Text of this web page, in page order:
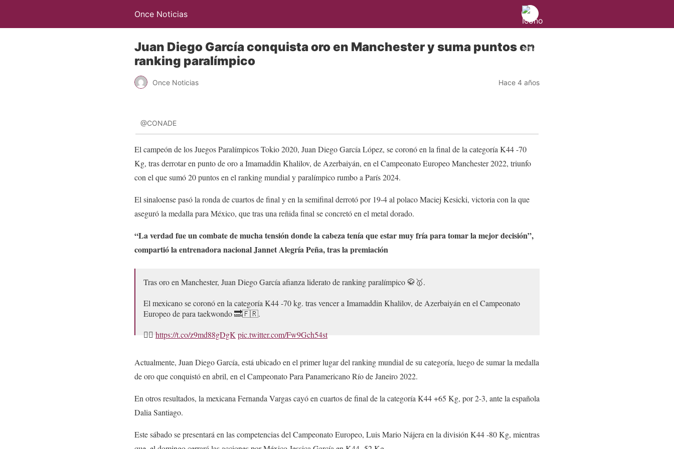
Once Noticias
Juan Diego García conquista oro en Manchester y suma puntos en
ranking paralímpico
Once Noticias Hace 4 años
@CONADE
El campeón de los Juegos Paralímpicos Tokio 2020, Juan Diego García López, se coronó en la final de la categoría K44 -70
Kg, tras derrotar en punto de oro a Imamaddin Khalilov, de Azerbaiyán, en el Campeonato Europeo Manchester 2022, triunfo
con el que sumó 20 puntos en el ranking mundial y paralímpico rumbo a París 2024.
El sinaloense pasó la ronda de cuartos de final y en la semifinal derrotó por 19-4 al polaco Maciej Kesicki, victoria con la que
aseguró la medalla para México, que tras una reñida final se concretó en el metal dorado.
“La verdad fue un combate de mucha tensión donde la cabeza tenía que estar muy fría para tomar la mejor decisión”,
compartió la entrenadora nacional Jannet Alegría Peña, tras la premiación
Tras oro en Manchester, Juan Diego García afianza liderato de ranking paralímpico 🥋🥇.
El mexicano se coronó en la categoría K44 -70 kg. tras vencer a Imamaddin Khalilov, de Azerbaiyán en el Campeonato
Europeo de para taekwondo 🔜🇫🇷.
👉🏽 https://t.co/z9md88gDgK pic.twitter.com/Fw9Gch54st
Actualmente, Juan Diego García, está ubicado en el primer lugar del ranking mundial de su categoría, luego de sumar la medalla
de oro que conquistó en abril, en el Campeonato Para Panamericano Río de Janeiro 2022.
En otros resultados, la mexicana Fernanda Vargas cayó en cuartos de final de la categoría K44 +65 Kg, por 2-3, ante la española
Dalia Santiago.
Este sábado se presentará en las competencias del Campeonato Europeo, Luis Mario Nájera en la división K44 -80 Kg, mientras